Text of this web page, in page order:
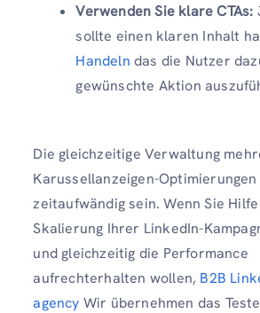
Verwenden Sie klare CTAs:
sollte einen klaren Inhalt
Handeln das die Nutzer
gewünschte Aktion
Die gleichzeitige Verwaltung
Karussellanzeigen-Optimierungen
zeitaufwändig sein. Wenn Sie
Skalierung Ihrer LinkedIn-
und gleichzeitig die Performance
aufrechterhalten wollen, B2B
agency Wir übernehmen das